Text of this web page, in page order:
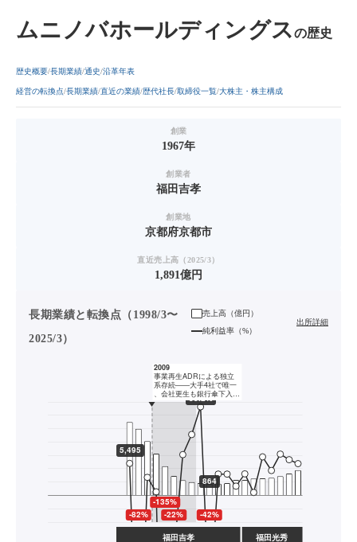
ムニノバホールディングスの歴史
歴史概要 長期業績 通史 沿革年表
経営の転換点 長期業績 直近の業績 歴代社長 取締役一覧 大株主・株主構成
創業
1967年
創業者
福田吉孝
創業地
京都府京都市
直近売上高（2025/3）
1,891億円
長期業績と転換点（1998/3〜
2025/3）
売上高（億円）
純利益率（%）
出所詳細